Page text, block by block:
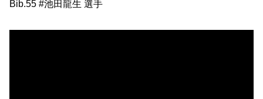
Bib.55 #池田龍生 選手